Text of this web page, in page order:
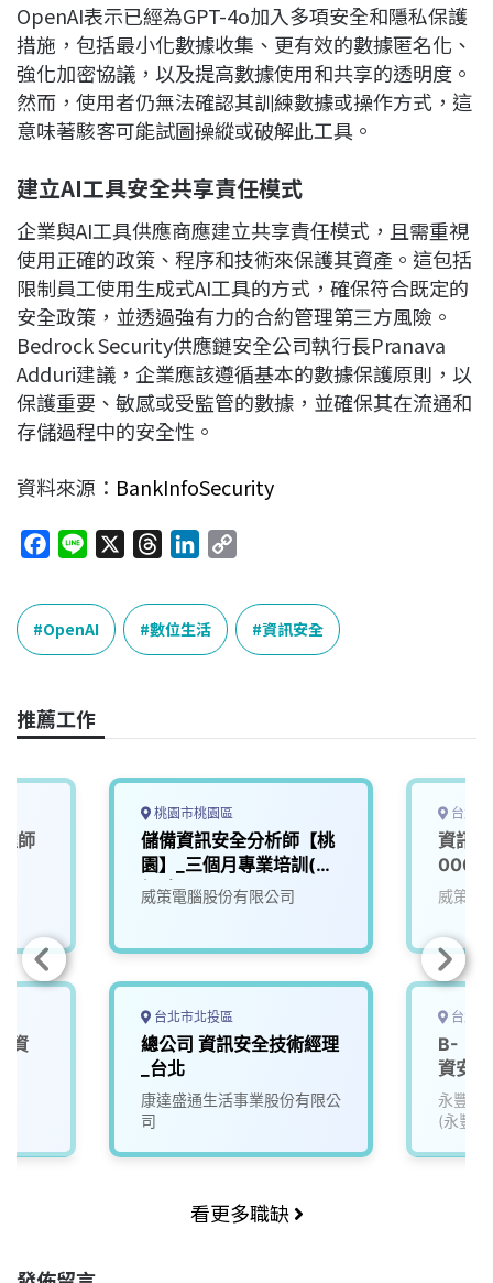
OpenAI表示已經為GPT-4o加入多項安全和隱私保護
措施，包括最小化數據收集、更有效的數據匿名化、
強化加密協議，以及提高數據使用和共享的透明度。
然而，使用者仍無法確認其訓練數據或操作方式，這
意味著駭客可能試圖操縱或破解此工具。
建立AI工具安全共享責任模式
企業與AI工具供應商應建立共享責任模式，且需重視
使用正確的政策、程序和技術來保護其資產。這包括
限制員工使用生成式AI工具的方式，確保符合既定的
安全政策，並透過強有力的合約管理第三方風險。
Bedrock Security供應鏈安全公司執行長Pranava
Adduri建議，企業應該遵循基本的數據保護原則，以
保護重要、敏感或受監管的數據，並確保其在流通和
存儲過程中的安全性。
資料來源： BankInfoSecurity
c
e
b
o
k
n
e
r
e
a
n
k
e
n
p
y
L
k
OpenAI 數位生活 資訊安全
推薦工作
師
資
桃園市桃園區
儲備資訊安全分析師【桃
園】_三個月專業培訓(無
經驗可)
威策電腦股份有限公司
台北市北投區
總公司 資訊安全技術經理
_台北
康達盛通生活事業股份有限公
司
台北
資訊
威策電
台北
B-《
資安
永豐金
(永豐
看更多職缺